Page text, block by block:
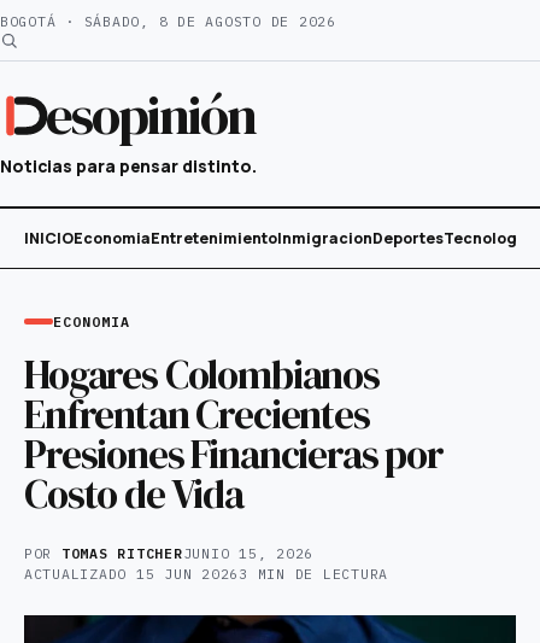
Saltar
al
BOGOTÁ · SÁBADO, 8 DE AGOSTO DE 2026
esopinión
Noticias para pensar distinto.
INICIOEconomiaEntretenimientoInmigracionDeportesTecnología
ECONOMIA
Hogares Colombianos
Enfrentan Crecientes
Presiones Financieras por
Costo de Vida
POR TOMAS RITCHERJUNIO 15, 2026
ACTUALIZADO 15 JUN 2026 3 MIN DE LECTURA